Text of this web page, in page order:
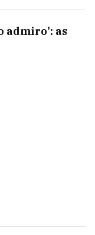
admiro’: as